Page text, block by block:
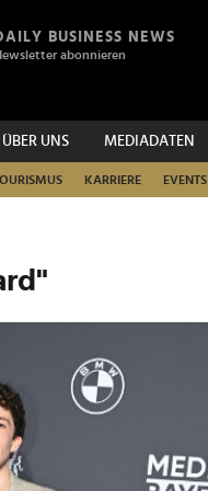
BUSINESS NEWS
abonnieren
ÜBER UNS MEDIADATEN
KARRIERE EVENTS